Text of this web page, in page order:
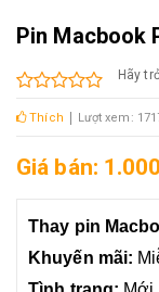
Pin Macbook
Hãy
Thích Lượt xem:
Giá bán:
Thay pin
Khuyến mãi: